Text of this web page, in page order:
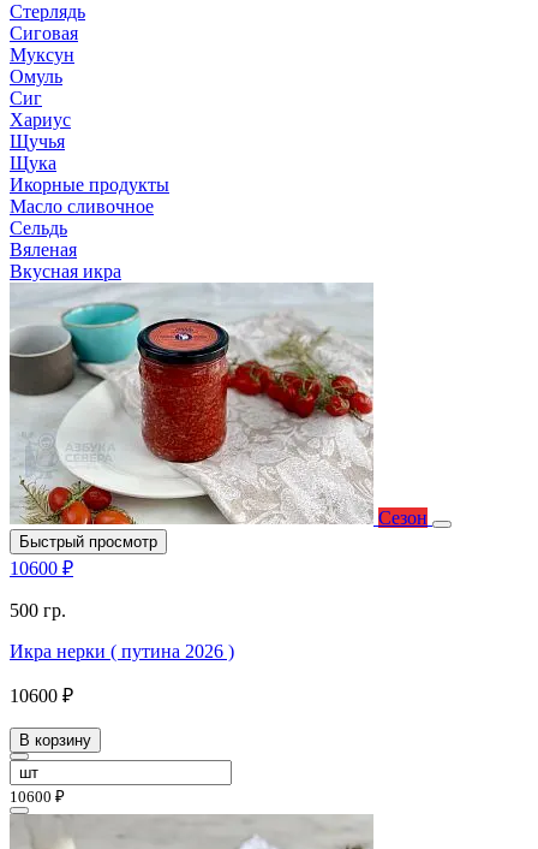
Стерлядь
Сиговая
Муксун
Омуль
Сиг
Хариус
Щучья
Щука
Икорные продукты
Масло сливочное
Сельдь
Вяленая
Вкусная икра
Сезон
Быстрый просмотр
10600 ₽
500 гр.
Икра нерки ( путина 2026 )
10600 ₽
В корзину
10600 ₽